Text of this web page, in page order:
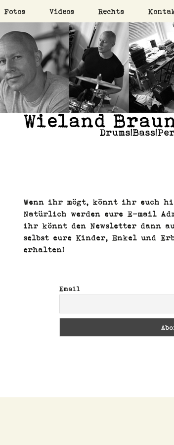
Fotos Videos Rechts
Percussion
Wenn ihr mögt, kön­nt ihr euch
Natür­lich wer­den eure E‑mail
ihr kön­nt den Newslet­ter dann
selb­st eure Kinder, Enkel und
erhalten!
Email